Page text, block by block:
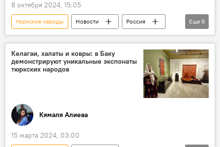
8 октября 2024, 15:05
тюркские народы Новости
Россия
Наука
История
цивилизация
Тюрки
конференция
Развитие
Владимир Путин
Сергей Нарышкин
Еще 9
Келагаи, халаты и ковры: в Баку
демонстрируют уникальные экспонаты
тюркских народов
Кямаля Алиева
15 марта 2024, 03:00